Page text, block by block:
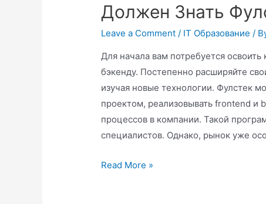
Должен Знать
Leave a Comment / IT Образование /
Для начала вам потребуется
бэкенду. Постепенно расширяйте
изучая новые технологии. Фулстек
проектом, реализовывать frontend и
процессов в компании. Такой
специалистов. Однако, рынок уже
Read More »